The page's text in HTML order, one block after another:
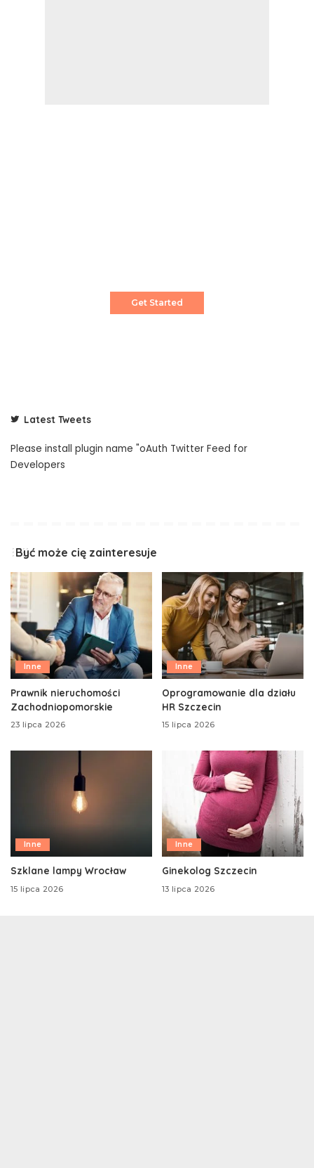
Get Started
Latest Tweets
Please install plugin name "oAuth Twitter Feed for
Developers
Być może cię zainteresuje
Inne
Prawnik nieruchomości
Zachodniopomorskie
23 lipca 2026
Inne
Oprogramowanie dla działu
HR Szczecin
15 lipca 2026
Inne
Szklane lampy Wrocław
15 lipca 2026
Inne
Ginekolog Szczecin
13 lipca 2026